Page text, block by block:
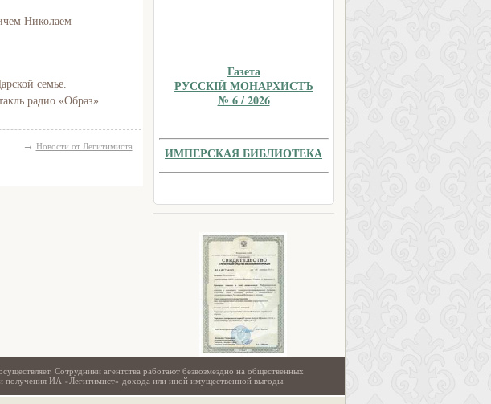
Николаем
семье.
радио «Образ»
→ Новости от Легитимиста
Газета
РУССКIЙ МОНАРХИСТЪ
№ 6 / 2026
ИМПЕРСКАЯ БИБЛИОТЕКА
Сотрудники агентства работают безвозмездно на общественных
получения ИА «Легитимист» дохода или иной имущественной выгоды.